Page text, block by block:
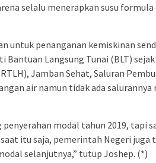
selalu menerapkan susu
untuk penanganan kemiskinan
Langsung Tunai (BLT)
Jamban Sehat, Saluran
air namun tidak ada salurannya
modal tahun 2019, tapi
itu saja, pemerintah Negeri juga
selanjutnya,” tutup Joshep. (*)